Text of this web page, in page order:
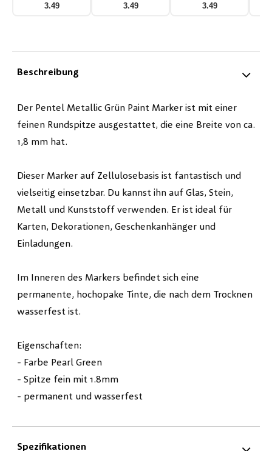
3.49 3.49 3.49
Beschreibung
Der Pentel Metallic Grün Paint Marker ist mit einer
feinen Rundspitze ausgestattet, die eine Breite von ca.
1,8 mm hat.
Dieser Marker auf Zellulosebasis ist fantastisch und
vielseitig einsetzbar. Du kannst ihn auf Glas, Stein,
Metall und Kunststoff verwenden. Er ist ideal für
Karten, Dekorationen, Geschenkanhänger und
Einladungen.
Im Inneren des Markers befindet sich eine
permanente, hochopake Tinte, die nach dem Trocknen
wasserfest ist.
Eigenschaften:
- Farbe Pearl Green
- Spitze fein mit 1.8mm
- permanent und wasserfest
Spezifikationen